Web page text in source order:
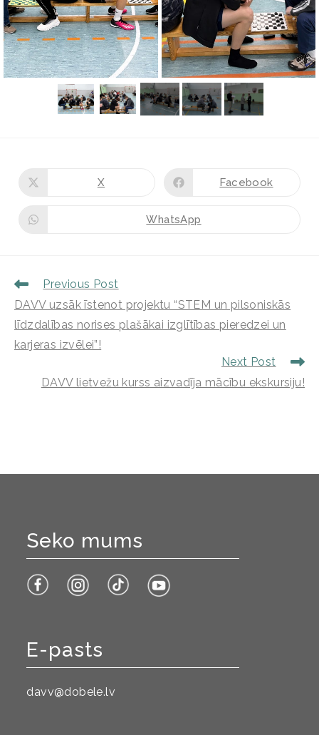
X Facebook
WhatsApp
Previous Post
DAVV uzsāk īstenot projektu “STEM un pilsoniskās
līdzdalības norises plašākai izglītības pieredzei un
karjeras izvēlei”!
Next Post
DAVV lietvežu kurss aizvadīja mācību ekskursiju!
Seko mums
E-pasts
davv@dobele.lv